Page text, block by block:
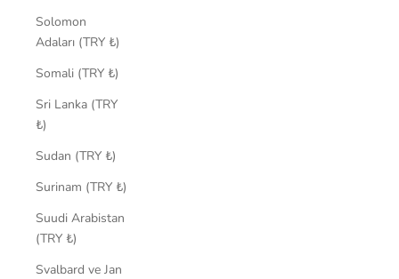
Solomon
Adaları (TRY ₺)
Somali (TRY ₺)
Sri Lanka (TRY
₺)
Sudan (TRY ₺)
Surinam (TRY ₺)
Suudi Arabistan
(TRY ₺)
Svalbard ve Jan